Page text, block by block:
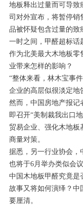
地板释出过量而可导致
司对外宣布，将暂停销
品被怀疑包含过量的致
一时之间，甲醛超标话
作为北美最大木地板零
业带来怎样的影响？
“整体来看，林木宝事
企业的高层似很淡定地
然而，中国房地产报记
即召开“美制裁我出口
贸易企业、强化木地板
商量对策。
据悉，另一行业协会，
也将于6月举办类似会议
中国木地板甲醛究竟是
故事又将如何演绎？中
要厘清。